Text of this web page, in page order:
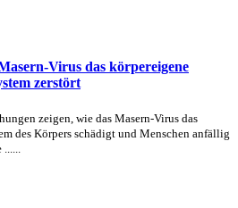
Virus das körpereigene
zerstört
zeigen, wie das Masern-Virus das
des Körpers schädigt und Menschen anfällig